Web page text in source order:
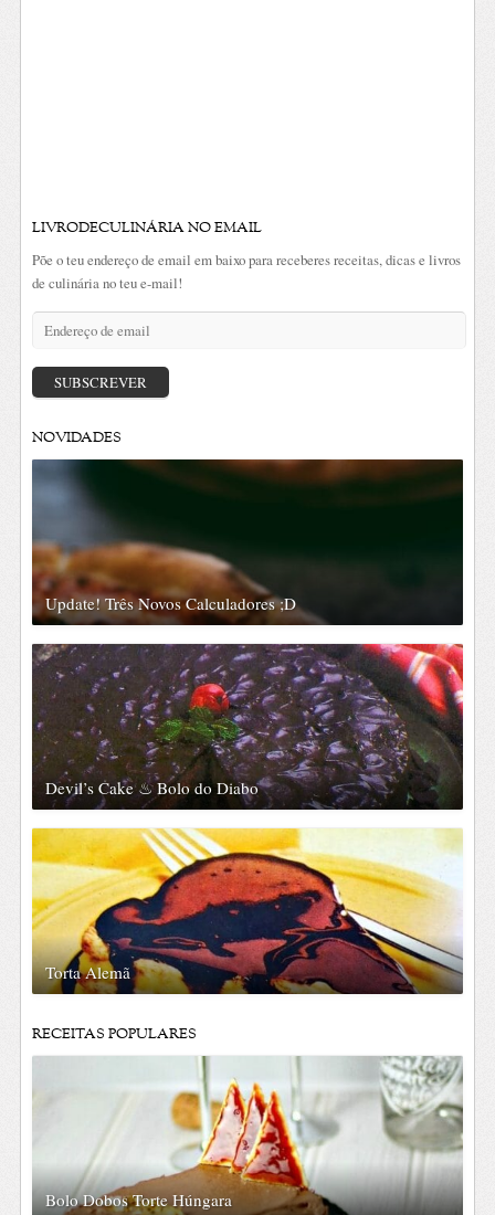
LIVRODECULINÁRIA NO EMAIL
Põe o teu endereço de email em baixo para receberes receitas, dicas e livros
de culinária no teu e-mail!
Endereço
email
SUBSCREVER
NOVIDADES
Update! Três Novos Calculadores ;D
Devil’s Cake ♨ Bolo do Diabo
Torta Alemã
RECEITAS POPULARES
Bolo Dobos Torte Húngara